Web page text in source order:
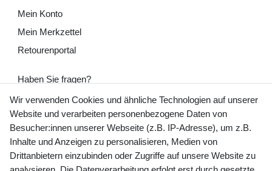
Mein Konto
Mein Merkzettel
Retourenportal
Haben Sie fragen?
+49 (0) 35243 460 400
Mo-Fr 9-15 Uhr
shop@banjado.com
Wir verwenden Cookies und ähnliche Technologien auf unserer
Website und verarbeiten personenbezogene Daten von
Besucher:innen unserer Webseite (z.B. IP-Adresse), um z.B.
Inhalte und Anzeigen zu personalisieren, Medien von
Drittanbietern einzubinden oder Zugriffe auf unsere Website zu